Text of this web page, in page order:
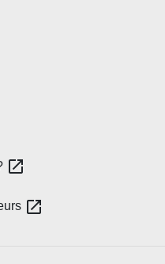
open_in_new
open_in_new